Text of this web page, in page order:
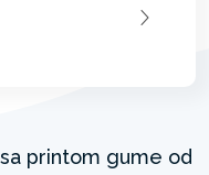
printom gume od